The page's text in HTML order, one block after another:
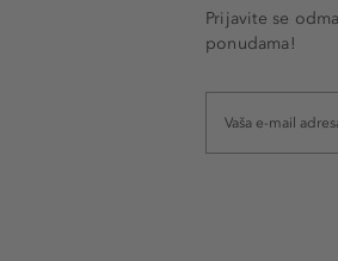
Prijavite se
ponudama!